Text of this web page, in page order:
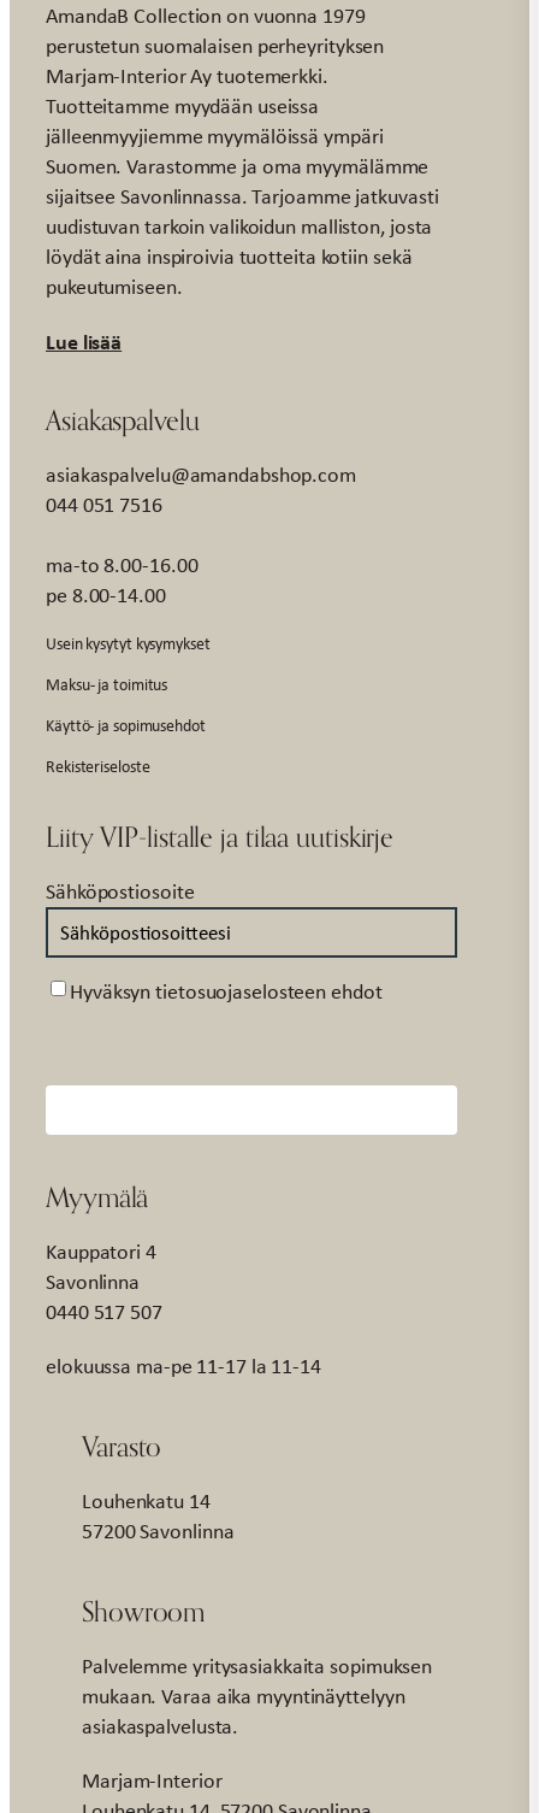
AmandaB Collection on vuonna 1979
perustetun suomalaisen perheyrityksen
Marjam-Interior Ay tuotemerkki.
Tuotteitamme myydään useissa
jälleenmyyjiemme myymälöissä ympäri
Suomen. Varastomme ja oma myymälämme
sijaitsee Savonlinnassa. Tarjoamme jatkuvasti
uudistuvan tarkoin valikoidun malliston, josta
löydät aina inspiroivia tuotteita kotiin sekä
pukeutumiseen.
Lue lisää
Asiakaspalvelu
asiakaspalvelu@amandabshop.com
044 051 7516
ma-to 8.00-16.00
pe 8.00-14.00
Usein kysytyt kysymykset
Maksu- ja toimitus
Käyttö- ja sopimusehdot
Rekisteriseloste
Liity VIP-listalle ja tilaa uutiskirje
Sähköpostiosoite
Suostumus
Hyväksyn tietosuojaselosteen ehdot
Myymälä
Kauppatori 4
Savonlinna
0440 517 507
elokuussa ma-pe 11-17 la 11-14
Varasto
Louhenkatu 14
57200 Savonlinna
Showroom
Palvelemme yritysasiakkaita sopimuksen
mukaan. Varaa aika myyntinäyttelyyn
asiakaspalvelusta.
Marjam-Interior